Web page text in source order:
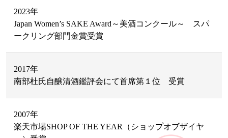
2023年
Japan Women’s SAKE Award～美酒コンクール～ スパ
ークリング部門金賞受賞
2017年
南部杜氏自醸清酒鑑評会にて首席第１位 受賞
2007年
楽天市場SHOP OF THE YEAR（ショップオブザイヤ